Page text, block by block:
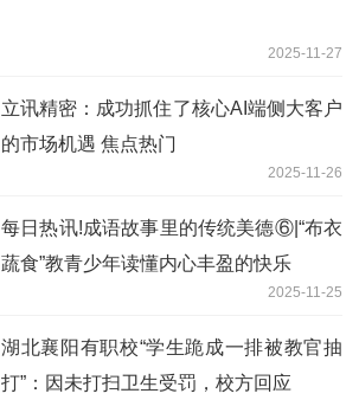
2025-11-27
立讯精密：成功抓住了核心AI端侧大客户
的市场机遇 焦点热门
2025-11-26
每日热讯!成语故事里的传统美德⑥|“布衣
蔬食”教青少年读懂内心丰盈的快乐
2025-11-25
湖北襄阳有职校“学生跪成一排被教官抽
打”：因未打扫卫生受罚，校方回应